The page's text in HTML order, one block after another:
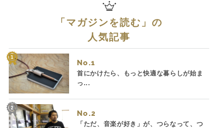
「 マガジンを読む 」の
人気記事
No.
首にかけたら、もっと快適な暮らしが始ま
っ...
No.
「ただ、音楽が好き」が、つらなって、つ